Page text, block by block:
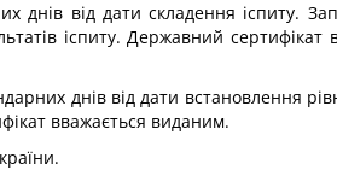
днів від дати складення іспиту.
іспиту. Державний
днів від дати встановлення
вважається виданим.